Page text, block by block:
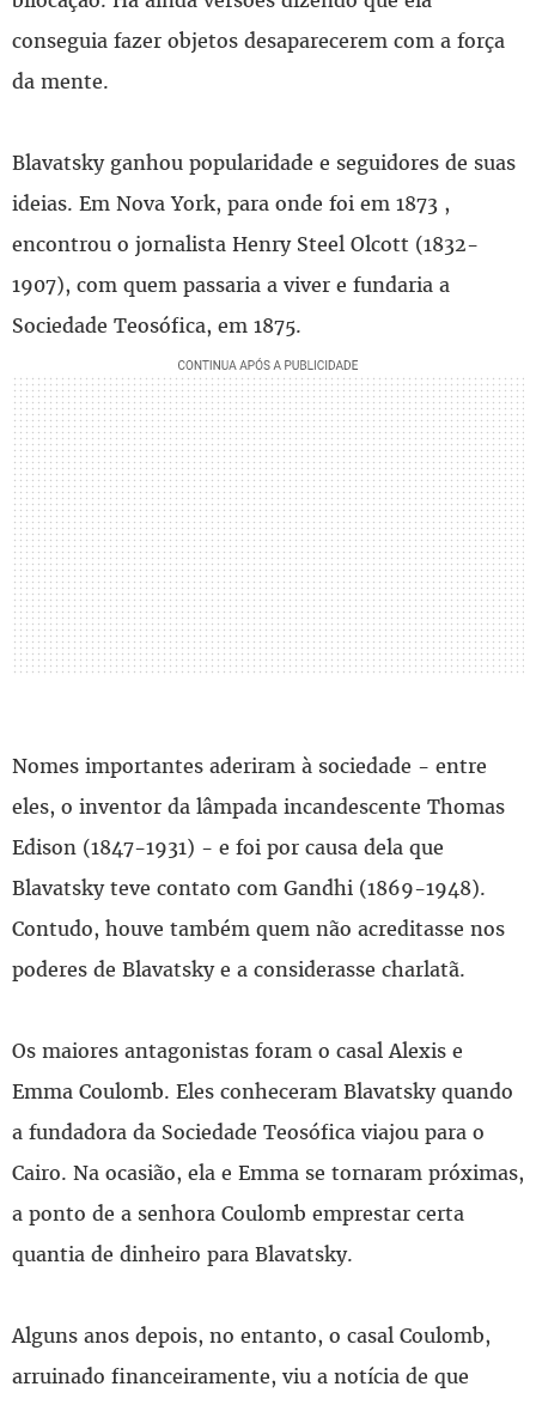
conseguia fazer objetos desaparecerem com a força
da mente.
Blavatsky ganhou popularidade e seguidores de suas
ideias. Em Nova York, para onde foi em 1873 ,
encontrou o jornalista Henry Steel Olcott (1832-
1907), com quem passaria a viver e fundaria a
Sociedade Teosófica, em 1875.
Nomes importantes aderiram à sociedade - entre
eles, o inventor da lâmpada incandescente Thomas
Edison (1847-1931) - e foi por causa dela que
Blavatsky teve contato com Gandhi (1869-1948).
Contudo, houve também quem não acreditasse nos
poderes de Blavatsky e a considerasse charlatã.
Os maiores antagonistas foram o casal Alexis e
Emma Coulomb. Eles conheceram Blavatsky quando
a fundadora da Sociedade Teosófica viajou para o
Cairo. Na ocasião, ela e Emma se tornaram próximas,
a ponto de a senhora Coulomb emprestar certa
quantia de dinheiro para Blavatsky.
Alguns anos depois, no entanto, o casal Coulomb,
arruinado financeiramente, viu a notícia de que